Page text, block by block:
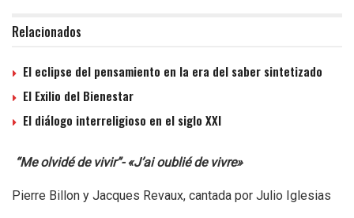
Relacionados
El eclipse del pensamiento en la era del saber sintetizado
El Exilio del Bienestar
El diálogo interreligioso en el siglo XXI
“Me olvidé de vivir”-«J’ai oublié de vivre»
Pierre Billon y Jacques Revaux, cantada por Julio Iglesias